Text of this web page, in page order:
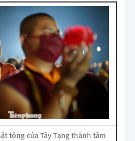
tông của Tây Tạng thành tâm